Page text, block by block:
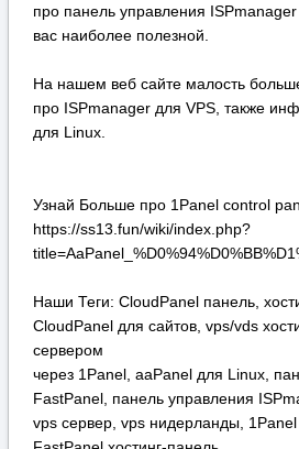
про панель управления ISPmanager
вас наиболее полезной.
На нашем веб сайте малость
про ISPmanager для VPS, также
для Linux.
Узнай Больше про 1Panel control
https://ss13.fun/wiki/index.php?
Наши Теги: CloudPanel панель,
CloudPanel для сайтов, vps/vds
сервером
через 1Panel, aaPanel для Linux,
FastPanel, панель управления
vps сервер, vps нидерланды, 1Panel